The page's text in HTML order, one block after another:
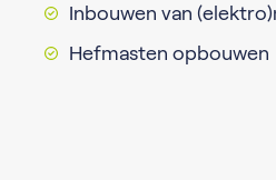
Inbouwen van
Hefmasten opbouwen